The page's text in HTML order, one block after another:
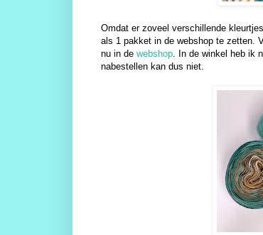
Omdat er zoveel verschillende
als 1 pakket in de webshop te zetten.
nu in de webshop. In de winkel heb ik
nabestellen kan dus niet.